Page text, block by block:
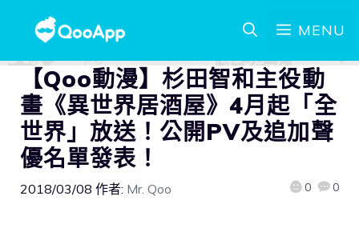
MENU
【Qoo動漫】杉田智和主役動
畫《異世界居酒屋》4月起「全
世界」放送！公開PV及追加聲
優名單發表！
2018/03/08 作者: Mr. Qoo 0 0